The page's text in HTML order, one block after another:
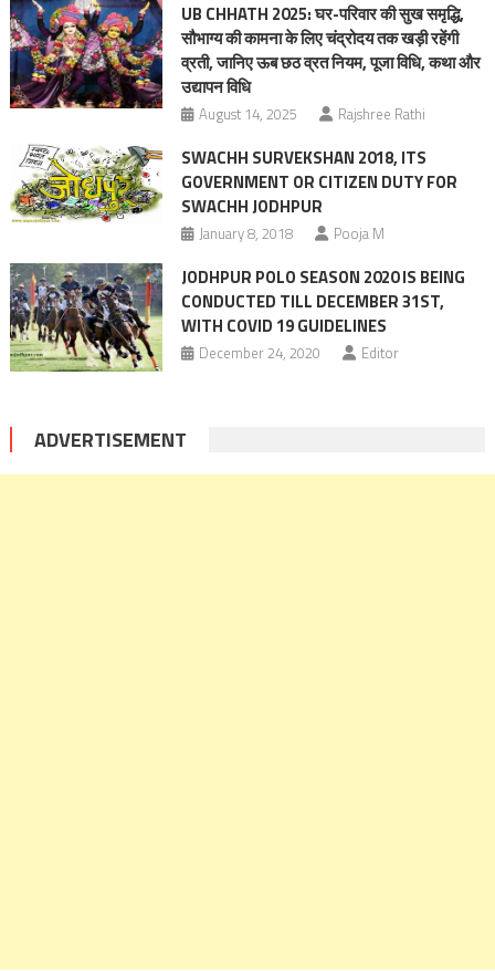
UB CHHATH 2025: घर-परिवार की सुख समृद्धि,
सौभाग्य की कामना के लिए चंद्रोदय तक खड़ी रहेंगी
व्रती, जानिए ऊब छठ व्रत नियम, पूजा विधि, कथा और
उद्यापन विधि
August 14, 2025 Rajshree Rathi
SWACHH SURVEKSHAN 2018, ITS
GOVERNMENT OR CITIZEN DUTY FOR
SWACHH JODHPUR
January 8, 2018 Pooja M
JODHPUR POLO SEASON 2020 IS BEING
CONDUCTED TILL DECEMBER 31ST,
WITH COVID 19 GUIDELINES
December 24, 2020 Editor
ADVERTISEMENT